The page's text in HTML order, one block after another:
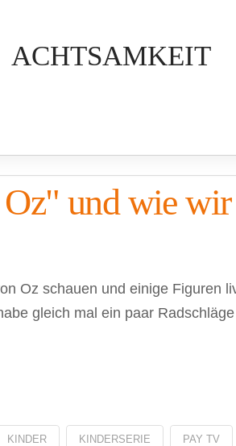
ACHTSAMKEIT
und wie wir
Oz schauen und einige Figuren
gleich mal ein paar Radschläge
KINDER KINDERSERIE PAY TV